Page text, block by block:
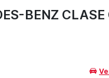
BENZ